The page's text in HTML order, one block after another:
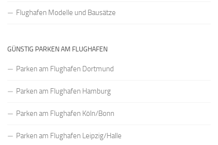
Flughafen Modelle und Bausätze
GÜNSTIG PARKEN AM FLUGHAFEN
Parken am Flughafen Dortmund
Parken am Flughafen Hamburg
Parken am Flughafen Köln/Bonn
Parken am Flughafen Leipzig/Halle